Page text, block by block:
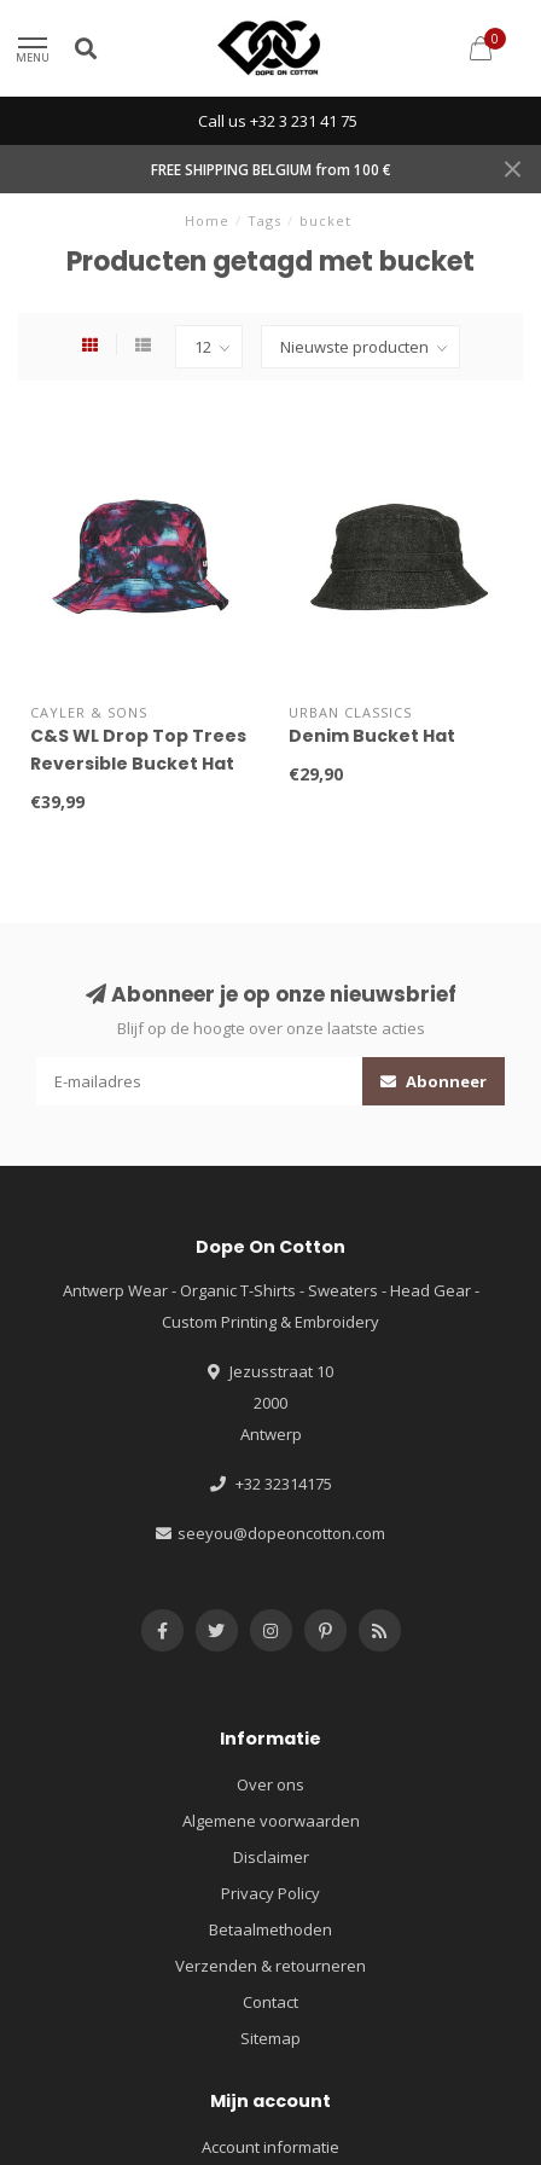
MENU
0
Call us +32 3 231 41 75
FREE SHIPPING BELGIUM from 100 €
Home / Tags / bucket
Producten getagd met bucket
CAYLER & SONS
C&S WL Drop Top Trees
Reversible Bucket Hat
€39,99
URBAN CLASSICS
Denim Bucket Hat
€29,90
Abonneer je op onze nieuwsbrief
Blijf op de hoogte over onze laatste acties
Abonneer
Dope On Cotton
Antwerp Wear - Organic T-Shirts - Sweaters - Head Gear -
Custom Printing & Embroidery
Jezusstraat 10
2000
Antwerp
+32 32314175
seeyou@dopeoncotton.com
Informatie
Over ons
Algemene voorwaarden
Disclaimer
Privacy Policy
Betaalmethoden
Verzenden & retourneren
Contact
Sitemap
Mijn account
Account informatie